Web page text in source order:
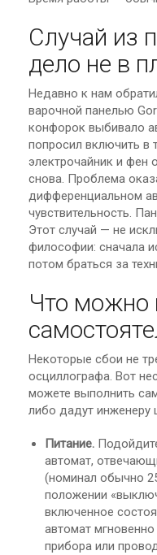
Случай из
дело не в
Недавно к нам
варочной панелью
конфорок выбивало
попросил включить в
электрочайник и фен
снова. Проблема
дифференциальном
чувствительность.
Этот случай — не
философии: сначала
потом браться за
Что можно
Некоторые сбои не
осциллографа. Вот
можете выполнить
либо дадут
Питание.
автомат,
(номинал обычно
положении
включенное
автомат
прибора или